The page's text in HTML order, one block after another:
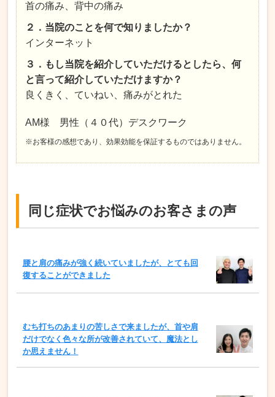
首の痛み、背中の痛み
２．当院のことを何で知りましたか？
インターネット
３．もし当院を紹介していただけるとしたら、何
と言って紹介していただけますか？
良くきく、ていねい、痛みがとれた
AM様 男性（４０代）デスクワーク
※お客様の感想であり、効果効能を保証するものではありません。
同じ症状でお悩みのお客さまの声
腰と肩の痛みが強く続いていましたが、とても回
復することができました
むち打ちのあまりの苦しさで来ましたが、首や肩
だけでなく色々な所が改善されていて、魔法とし
か思えません！